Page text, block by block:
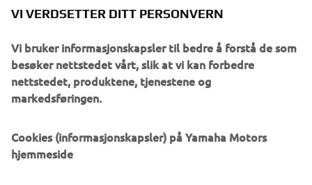
1961 P-3
VI VERDSETTER DITT PERSONVERN
Vi bruker informasjonskapsler til bedre å forstå de som
besøker nettstedet vårt, slik at vi kan forbedre
nettstedet, produktene, tjenestene og
markedsføringen.
Cookies (informasjonskapsler) på Yamaha Motors
hjemmeside